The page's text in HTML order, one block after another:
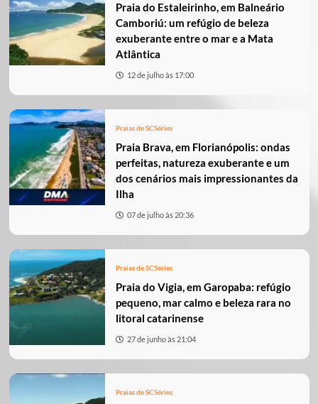
Praia do Estaleirinho, em Balneário
Camboriú: um refúgio de beleza
exuberante entre o mar e a Mata
Atlântica
12 de julho às 17:00
Praias de SCSéries
Praia Brava, em Florianópolis: ondas
perfeitas, natureza exuberante e um
dos cenários mais impressionantes da
Ilha
07 de julho às 20:36
Praias de SCSéries
Praia do Vigia, em Garopaba: refúgio
pequeno, mar calmo e beleza rara no
litoral catarinense
27 de junho às 21:04
Praias de SCSéries